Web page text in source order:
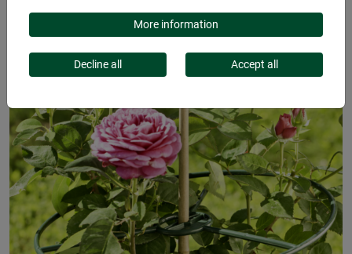
STANDARDMore information
Decline all Accept all